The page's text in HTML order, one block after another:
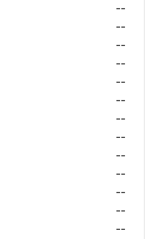
--
--
--
--
--
--
--
--
--
--
--
--
--